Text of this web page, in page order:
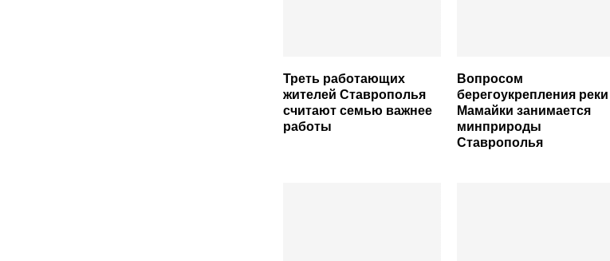
Треть работающих
жителей Ставрополья
считают семью важнее
работы
Вопросом
берегоукрепления реки
Мамайки занимается
минприроды
Ставрополья